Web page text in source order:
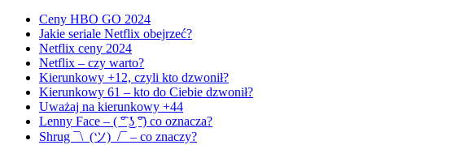
Ceny HBO GO 2024
Jakie seriale Netflix obejrzeć?
Netflix ceny 2024
Netflix – czy warto?
Kierunkowy +12, czyli kto dzwonił?
Kierunkowy 61 – kto do Ciebie dzwonił?
Uważaj na kierunkowy +44
Lenny Face – ( ͡° ͜ʖ ͡°) co oznacza?
Shrug ¯\_(ツ)_/¯ – co znaczy?